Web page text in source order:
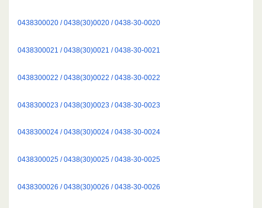
0438300020 / 0438(30)0020 / 0438-30-0020
0438300021 / 0438(30)0021 / 0438-30-0021
0438300022 / 0438(30)0022 / 0438-30-0022
0438300023 / 0438(30)0023 / 0438-30-0023
0438300024 / 0438(30)0024 / 0438-30-0024
0438300025 / 0438(30)0025 / 0438-30-0025
0438300026 / 0438(30)0026 / 0438-30-0026